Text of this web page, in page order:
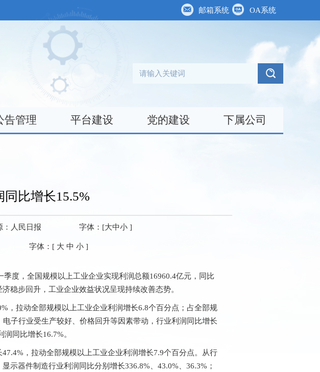
邮箱系统 OA系统
告管理 平台建设 党的建设 下属公司
比增长15.5%
人民日报 字体：[大中小 ]
字体：[ 大 中 小 ]
度，全国规模以上工业企业实现利润总额16960.4亿元，同比
稳步回升，工业企业效益状况呈现持续改善态势。
，拉动全部规模以上工业企业利润增长6.8个百分点；占全部规
子行业受生产较好、价格回升等因素带动，行业利润同比增长
同比增长16.7%。
，拉动全部规模以上工业企业利润增长7.9个百分点。从行
示器件制造行业利润同比分别增长336.8%、43.0%、36.3%；